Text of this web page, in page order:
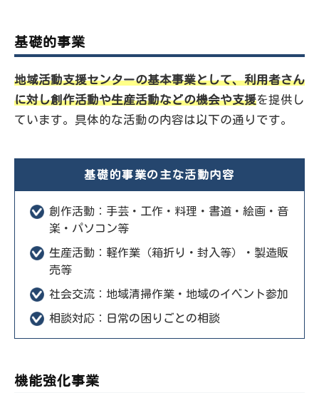
基礎的事業
地域活動支援センターの基本事業として、利用者さん
に対し創作活動や生産活動などの機会や支援を提供し
ています。具体的な活動の内容は以下の通りです。
基礎的事業の主な活動内容
創作活動：手芸・工作・料理・書道・絵画・音
楽・パソコン等
生産活動：軽作業（箱折り・封入等）・製造販
売等
社会交流：地域清掃作業・地域のイベント参加
相談対応：日常の困りごとの相談
機能強化事業